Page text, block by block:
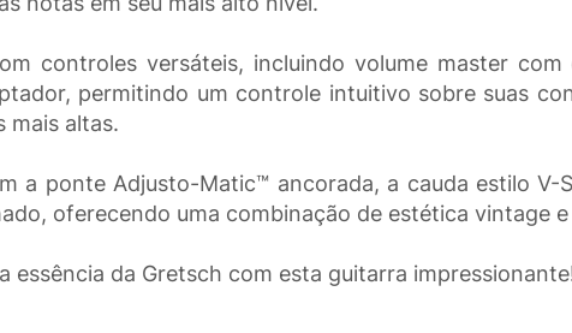
controles versáteis, incluindo volume master
permitindo um controle intuitivo sobre suas
mais altas.
a ponte Adjusto-Matic™ ancorada, a cauda estilo
oferecendo uma combinação de estética vintage
essência da Gretsch com esta guitarra